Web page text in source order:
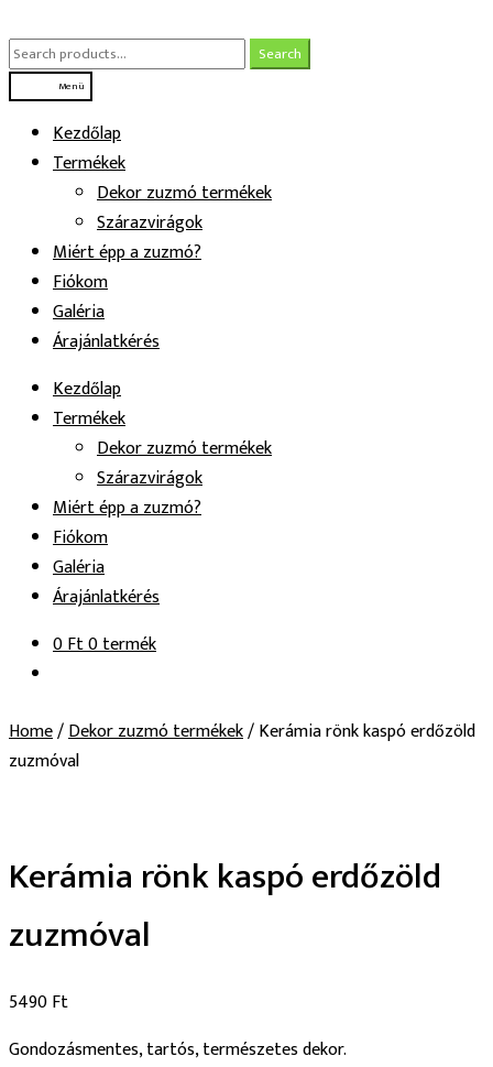
a
navigációhoz
a
tartalomba
Search
for:
Search
Menü
Kezdőlap
Termékek
Dekor zuzmó termékek
Szárazvirágok
Miért épp a zuzmó?
Fiókom
Galéria
Árajánlatkérés
Kezdőlap
Termékek
Dekor zuzmó termékek
Szárazvirágok
Miért épp a zuzmó?
Fiókom
Galéria
Árajánlatkérés
0Ft0 termék
Home/Dekor zuzmó termékek/Kerámia rönk kaspó erdőzöld
zuzmóval
Kerámia rönk kaspó erdőzöld
zuzmóval
5490Ft
Gondozásmentes, tartós, természetes dekor.